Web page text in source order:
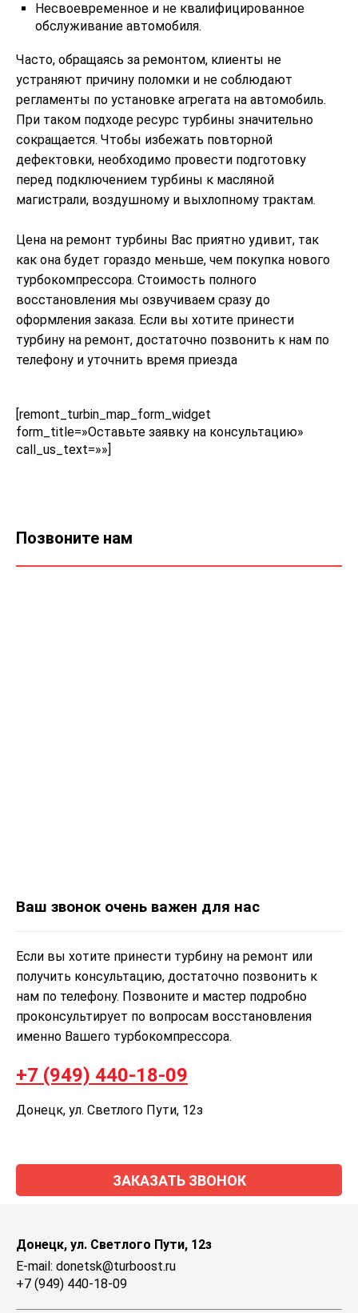
Несвоевременное и не квалифицированное
обслуживание автомобиля.
Часто, обращаясь за ремонтом, клиенты не
устраняют причину поломки и не соблюдают
регламенты по установке агрегата на автомобиль.
При таком подходе ресурс турбины значительно
сокращается. Чтобы избежать повторной
дефектовки, необходимо провести подготовку
перед подключением турбины к масляной
магистрали, воздушному и выхлопному трактам.
Цена на ремонт турбины Вас приятно удивит, так
как она будет гораздо меньше, чем покупка нового
турбокомпрессора. Стоимость полного
восстановления мы озвучиваем сразу до
оформления заказа. Если вы хотите принести
турбину на ремонт, достаточно позвонить к нам по
телефону и уточнить время приезда
[remont_turbin_map_form_widget
form_title=»Оставьте заявку на консультацию»
call_us_text=»»]
Позвоните нам
Ваш звонок очень важен для нас
Если вы хотите принести турбину на ремонт или
получить консультацию, достаточно позвонить к
нам по телефону. Позвоните и мастер подробно
проконсультирует по вопросам восстановления
именно Вашего турбокомпрессора.
+7 (949) 440-18-09
Донецк, ул. Светлого Пути, 12з
ЗАКАЗАТЬ ЗВОНОК
Донецк, ул. Светлого Пути, 12з
E-mail: donetsk@turboost.ru
+7 (949) 440-18-09